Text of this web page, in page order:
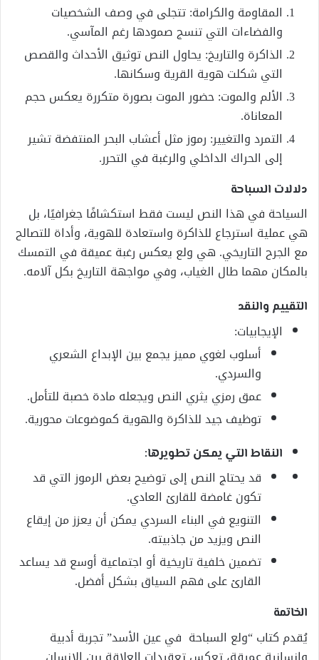
المقاومة والكرامة: تتجلى في وصف الشخصيات
والفضاءات التي تنسج صمودها رغم المآسي.
الذاكرة والتاريخ: يحاول النص توثيق الأحداث والقصص
التي شكلت هوية القرية وسكانها.
الألم والموت: حضور الموت بصورة متكررة يعكس حجم
المعاناة.
التمرد والتغيير: رموز مثل أعشاب البحر المنتفضة تشير
إلى الحراك الداخلي والرغبة في التحرر.
دلالات السباحة
السياحة في هذا النص ليست فقط استكشافًا جغرافيًا، بل
هي عملية استرجاع للذاكرة واستعادة للهوية، وأداة للتصالح
مع الجرح التاريخي. هي ولع يعكس رغبة عميقة في التمسك
بالمكان مهما طال الغياب، وفي مواجهة التاريخ بكل آلامه.
التقييم والنقد
الإيجابيات:
أسلوب لغوي مميز يجمع بين الإبداع الشعري
والسردي.
عمق رمزي يثري النص ويجعله مادة خصبة للتأمل.
توظيف جيد للذاكرة والهوية كموضوعات محورية.
النقاط التي يمكن تطويرها:
قد يحتاج النص إلى توضيح بعض الرموز التي قد
تكون غامضة للقارئ العادي.
التنويع في البناء السردي يمكن أن يعزز من إيقاع
النص ويزيد من جاذبيته.
تضمين خلفية تاريخية أو اجتماعية أوسع قد يساعد
القارئ على فهم السياق بشكل أفضل.
الخاتمة
يُقدم كتاب “ولع السباحة في عين الأسد” تجربة أدبية